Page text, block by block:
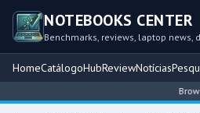
NOTEBOOKS CENTER
Benchmarks, reviews, laptop news,
HomeCatálogoHubReviewNotícias